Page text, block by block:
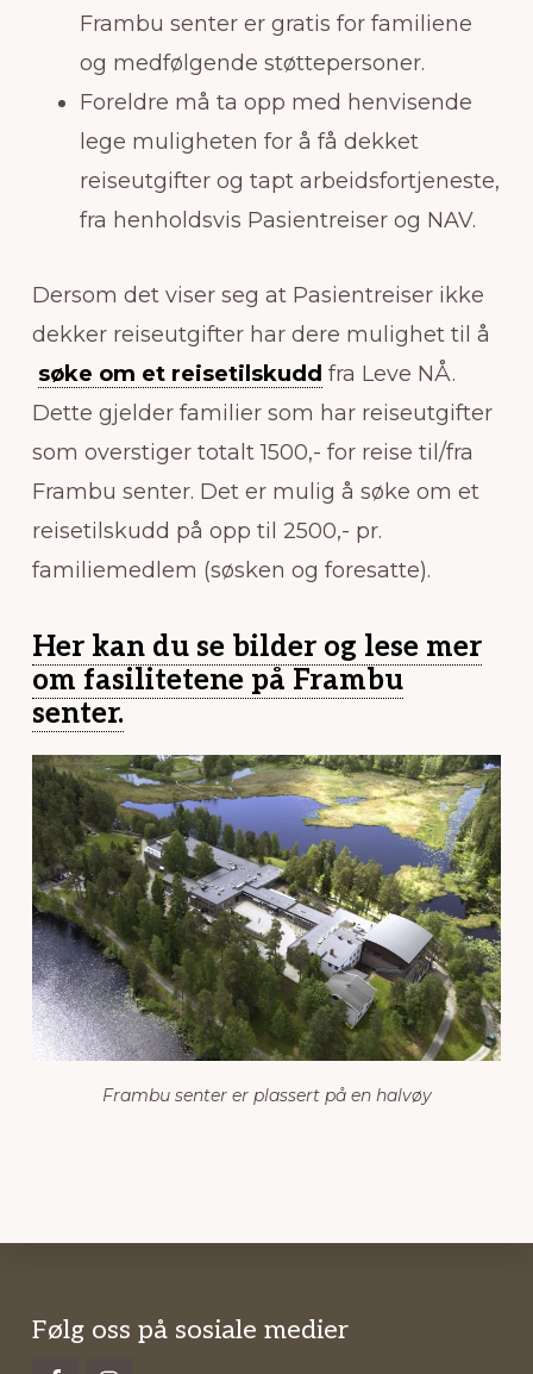
Frambu senter er gratis for familiene
og medfølgende støttepersoner.
Foreldre må ta opp med henvisende
lege muligheten for å få dekket
reiseutgifter og tapt arbeidsfortjeneste,
fra henholdsvis Pasientreiser og NAV.
Dersom det viser seg at Pasientreiser ikke
dekker reiseutgifter har dere mulighet til å
søke om et reisetilskudd fra Leve NÅ.
Dette gjelder familier som har reiseutgifter
som overstiger totalt 1500,- for reise til/fra
Frambu senter. Det er mulig å søke om et
reisetilskudd på opp til 2500,- pr.
familiemedlem (søsken og foresatte).
Her kan du se bilder og lese mer
om fasilitetene på Frambu
senter.
Frambu senter er plassert på en halvøy
Footer
Følg oss på sosiale medier